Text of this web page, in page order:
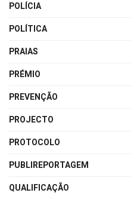
POLÍCIA
POLÍTICA
PRAIAS
PRÉMIO
PREVENÇÃO
PROJECTO
PROTOCOLO
PUBLIREPORTAGEM
QUALIFICAÇÃO